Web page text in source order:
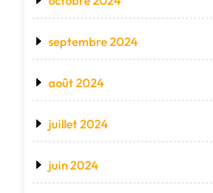
septembre 2024
août 2024
juillet 2024
juin 2024